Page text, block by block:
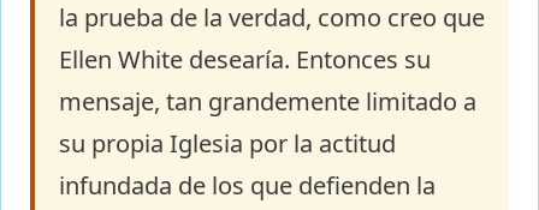
la prueba de la verdad, como creo que
Ellen White desearía. Entonces su
mensaje, tan grandemente limitado a
su propia Iglesia por la actitud
infundada de los que defienden la